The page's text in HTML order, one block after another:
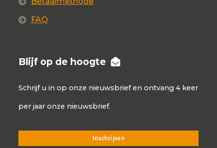
FAQ
Blijf op de hoogte
Schrijf u in op onze nieuwsbrief en ontvang 4 keer
per jaar onze nieuwsbrief.